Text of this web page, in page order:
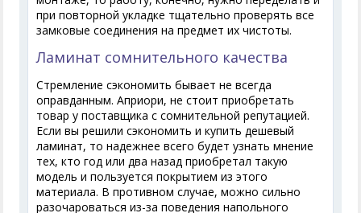
при повторной укладке тщательно проверять все
замковые соединения на предмет их чистоты.
Ламинат сомнительного качества
Стремление сэкономить бывает не всегда
оправданным. Априори, не стоит приобретать
товар у поставщика с сомнительной репутацией.
Если вы решили сэкономить и купить дешевый
ламинат, то надежнее всего будет узнать мнение
тех, кто год или два назад приобретал такую
модель и пользуется покрытием из этого
материала. В противном случае, можно сильно
разочароваться из-за поведения напольного